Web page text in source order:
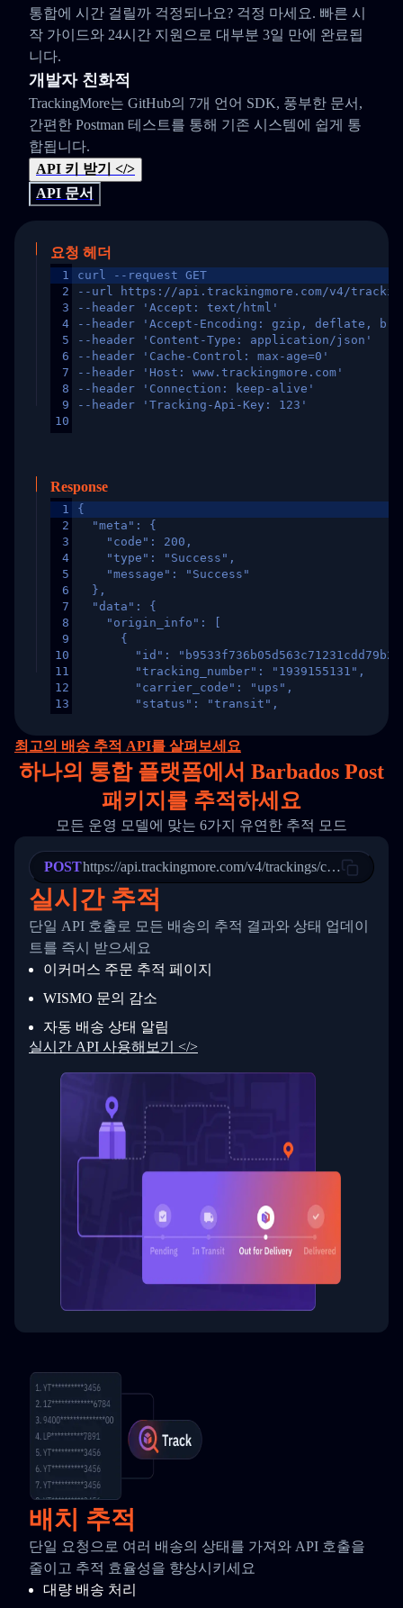
통합에 시간 걸릴까 걱정되나요? 걱정 마세요. 빠른 시
작 가이드와 24시간 지원으로 대부분 3일 만에 완료됩
니다.
개발자 친화적
TrackingMore는 GitHub의 7개 언어 SDK, 풍부한 문서,
간편한 Postman 테스트를 통해 기존 시스템에 쉽게 통
합됩니다.
API 키 받기 </>
API 문서
요청 헤더
1
2
3
4
5
6
7
8
9
10
curl --request GET
--url https://api.trackingmore.com/v4/trackings/
--header 'Accept: text/html'
--header 'Accept-Encoding: gzip, deflate,
--header 'Content-Type: application/json'
--header 'Cache-Control: max-age=0'
--header 'Host: www.trackingmore.com'
--header 'Connection: keep-alive'
--header 'Tracking-Api-Key: 123'
Response
1
2
3
4
5
6
7
8
9
10
11
12
13
15
16
17
18
20
21
22
23
24
25
27
28
29
30
31
33
34
{
  "meta": {
    "code": 200,
    "type": "Success",
    "message": "Success"
  },
  "data": {
    "origin_info": [
      {
"id":
        "tracking_number": "1939155131",
        "carrier_code": "ups",
        "status": "transit",
"destination_country": "United
        "itemTimeLength": 2,
        "weblink": "",
        "phone": null,
        "trackinfo": [
          {
            "Date": "2017-03-08 04: 22: 00",
"StatusDescription": "Departed
"Details": "Departed Facility
          },
          {
            "Date": "2017-03-06 15:28:00",
"StatusDescription": "Shipment
"Details": "BEIJING-
          }
        ]
      }
  }
}
최고의 배송 추적 API를 살펴보세요
하나의 통합 플랫폼에서 Barbados Post
패키지를 추적하세요
모든 운영 모델에 맞는 6가지 유연한 추적 모드
POSThttps://api.trackingmore.com/v4/trackings/create
실시간 추적
단일 API 호출로 모든 배송의 추적 결과와 상태 업데이
트를 즉시 받으세요
이커머스 주문 추적 페이지
WISMO 문의 감소
자동 배송 상태 알림
실시간 API 사용해보기 </>
배치 추적
단일 요청으로 여러 배송의 상태를 가져와 API 호출을
줄이고 추적 효율성을 향상시키세요
대량 배송 처리